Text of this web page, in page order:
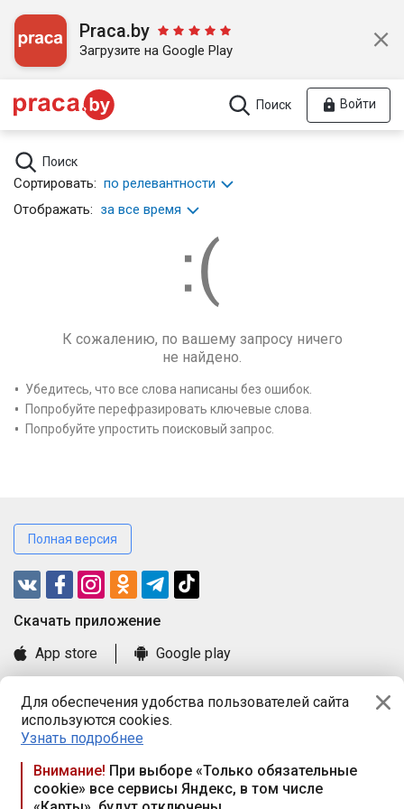
Для обеспечения удобства пользователей сайта
используются cookies.
Узнать подробнее
Внимание! При выборе «Только обязательные
cookie» все сервисы Яндекс, в том числе
Praca.by
Загрузите на Google Play
Поиск Войти
Поиск
Сортировать: по релевантности
Отображать: за все время
К сожалению, по вашему запросу ничего
не найдено.
Убедитесь, что все слова написаны без ошибок.
Попробуйте перефразировать ключевые слова.
Попробуйте упростить поисковый запрос.
Полная версия
Cкачать приложение
App store
Google play
Книга замечаний и предложений
Правила и документы
Praca.by © 2000—2026, ООО «ПРАЦА БАЙ»
Республика Беларусь, 220114, г. Минск, пр-т Независимости
117а, пом. № 9.